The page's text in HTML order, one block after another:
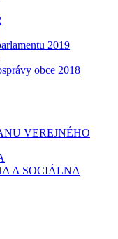
2019
obce 2018
VEREJNÉHO
A SOCIÁLNA